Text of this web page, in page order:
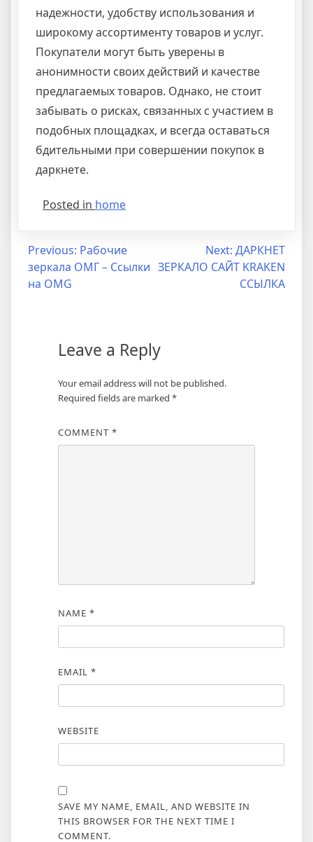
надежности, удобству использования и
широкому ассортименту товаров и услуг.
Покупатели могут быть уверены в
анонимности своих действий и качестве
предлагаемых товаров. Однако, не стоит
забывать о рисках, связанных с участием в
подобных площадках, и всегда оставаться
бдительными при совершении покупок в
даркнете.
Posted in home
Previous: Рабочие
зеркала ОМГ – Ссылки
на OMG
Next: ДАРКНЕТ
ЗЕРКАЛО САЙТ KRAKEN
ССЫЛКА
Leave a Reply
Your email address will not be published.
Required fields are marked *
COMMENT *
NAME *
EMAIL *
WEBSITE
SAVE MY NAME, EMAIL, AND WEBSITE IN
THIS BROWSER FOR THE NEXT TIME I
COMMENT.